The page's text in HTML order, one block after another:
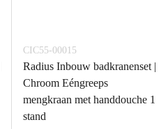
CIC55-00015
Radius Inbouw badkranenset |
Chroom Eéngreeps
mengkraan met handdouche 1
stand